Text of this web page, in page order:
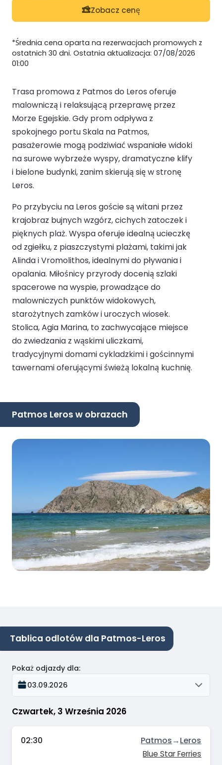
Zobacz cenę
*Średnia cena oparta na rezerwacjach promowych z
ostatnich 30 dni. Ostatnia aktualizacja: 07/08/2026
01:00
Trasa promowa z Patmos do Leros oferuje
malowniczą i relaksującą przeprawę przez
Morze Egejskie. Gdy prom odpływa z
spokojnego portu Skala na Patmos,
pasażerowie mogą podziwiać wspaniałe widoki
na surowe wybrzeże wyspy, dramatyczne klify
i bielone budynki, zanim skierują się w stronę
Leros.
Po przybyciu na Leros goście są witani przez
krajobraz bujnych wzgórz, cichych zatoczek i
pięknych plaż. Wyspa oferuje idealną ucieczkę
od zgiełku, z piaszczystymi plażami, takimi jak
Alinda i Vromolithos, idealnymi do pływania i
opalania. Miłośnicy przyrody docenią szlaki
spacerowe na wyspie, prowadzące do
malowniczych punktów widokowych,
starożytnych zamków i uroczych wiosek.
Stolica, Agia Marina, to zachwycające miejsce
do zwiedzania z wąskimi uliczkami,
tradycyjnymi domami cykladzkimi i gościnnymi
tawernami oferującymi świeżą lokalną kuchnię.
Patmos Leros w obrazach
Tablica odlotów dla Patmos-Leros
Czwartek, 3 Września 2026
Pokaż odjazdy dla:
03.09.2026
02:30 Patmos→Leros
Blue Star Ferries